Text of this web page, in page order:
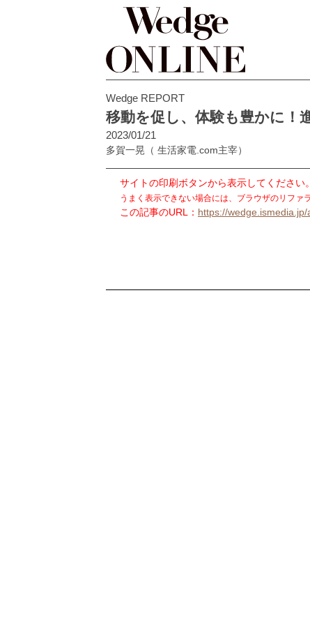
Wedge REPORT
移動を促し、体験も豊かに！
2023/01/21
多賀一晃 （ 生活家電.com主宰）
サイトの印刷ボタンから表示してください。
うまく表示できない場合には、ブラウザのリファ
この記事のURL： https://